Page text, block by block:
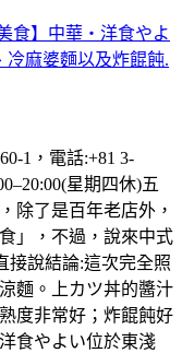
食】中華・洋食やよ
冷麻婆麵以及炸餛飩.
1，電話:+81 3-
星期四休)五
除了是百年老店外，
」，不過，說來中式
接說結論:這次完全照
麵。上カツ丼的醬汁
度非常好；炸餛飩好
食やよい位於東淺